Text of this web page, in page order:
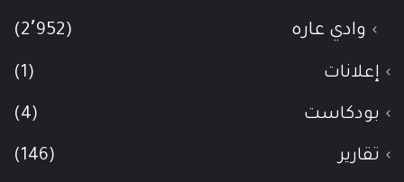
وادي عاره (2٬952)
إعلانات (1)
بودكاست (4)
تقارير (146)